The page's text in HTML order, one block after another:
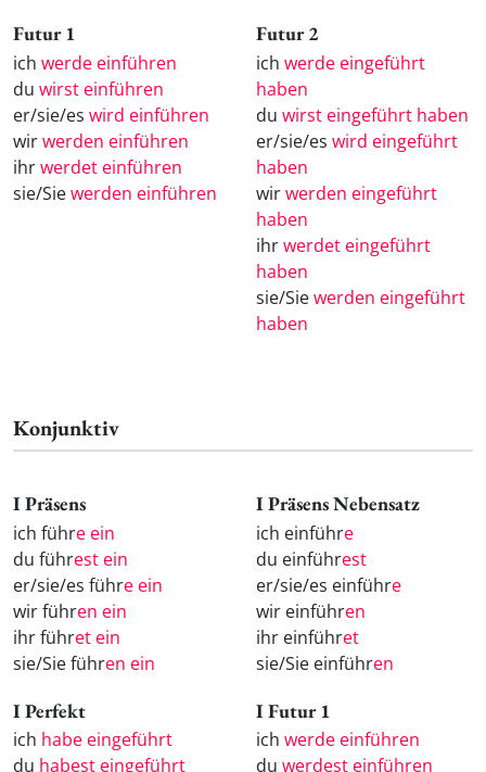
Futur 1
ich werde einführen
du wirst einführen
er/sie/es wird einführen
wirwerden einführen
ihrwerdet einführen
sie/Siewerden einführen
Futur 2
ich werde eingeführt
haben
du wirst eingeführt haben
er/sie/es wird eingeführt
haben
wirwerden eingeführt
haben
ihrwerdet eingeführt
haben
sie/Siewerden eingeführt
haben
Konjunktiv
I Präsens
ich führe ein
du führest ein
er/sie/es führe ein
wir führen ein
ihr führet ein
sie/Sie führen ein
I Präsens Nebensatz
ich einführe
du einführest
er/sie/es einführe
wir einführen
ihr einführet
sie/Sie einführen
I Perfekt
ich habe eingeführt
du habest eingeführt
I Futur 1
ich werde einführen
du werdest einführen